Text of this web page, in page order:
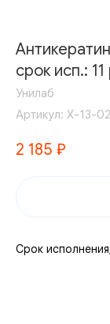
срок исп.:
Унилаб
Артикул: Х-13-
2 185 ₽
Срок